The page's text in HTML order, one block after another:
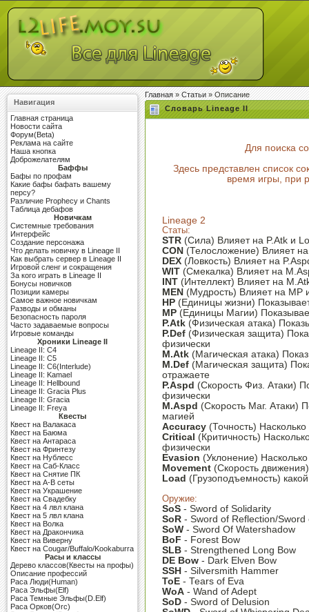
Навигация
Главная страница
Новости сайта
Форум(Beta)
Реклама на сайте
Наша кнопка
Доброжелателям
Баффы
Бафы по профам
Какие бафы бафать вашему
персу?
Различие Prophecy и Chants
Таблица дебафов
Новичкам
Системные требования
Интерфейс
Создание персонажа
Что делать новичку в Lineage II
Как выбрать сервер в Lineage II
Игровой сленг и сокращения
За кого играть в Lineage II
Бонусы новичков
Позиции камеры
Самое важное новичкам
Разводы и обманы
Безопасность пароля
Часто задаваемые вопросы
Игровые команды
Хроники Lineage II
Lineage II: C4
Lineage II: C5
Lineage II: C6(Interlude)
Lineage II: Kamael
Lineage II: Hellbound
Lineage II: Gracia Plus
Lineage II: Gracia
Lineage II: Freya
Квесты
Квест на Валакаса
Квест на Баюма
Квест на Антараса
Квест на Фринтезу
Квест на Нублесс
Квест на Саб-Класс
Квест на Снятие ПК
Квест на A-B сеты
Квест на Украшение
Квест на Свадебку
Квест на 4 лвл клана
Квест на 5 лвл клана
Квест на Волка
Квест на Дракончика
Квест на Виверну
Квест на Cougar/Buffalo/Kookaburra
Расы и классы
Дерево классов(Квесты на профы)
Описание профессий
Раса Люди(Human)
Раса Эльфы(Elf)
Раса Темные Эльфы(D.Elf)
Раса Орков(Orc)
Главная»Статьи» Описание
Словарь Lineage II
Для поиска
Здесь представлен список
время игры, при
Lineage 2
Статы:
STR (Сила) Влияет на P.Atk и
CON (Телосложение) Влияет
DEX (Ловкость) Влияет на
WIT (Смекалка) Влияет на
INT (Интеллект) Влияет на
MEN (Мудрость) Влияет на MP
HP (Единицы жизни)
MP (Единицы Магии)
P.Atk (Физическая атака)
P.Def (Физическая защита)
физически
M.Atk (Магическая атака)
M.Def (Магическая защита)
отражаете
P.Aspd (Скорость Физ. Атаки)
физически
M.Aspd (Скорость Маг. Атаки)
магией
Accuracy (Точность)
Critical (Критичность)
физически
Evasion (Уклонение)
Movement (Скорость
Load (Грузоподъемность)
Оружие:
SoS - Sword of Solidarity
SoR - Sword of Reflection/Sword
SoW - Sword Of Watershadow
BoF - Forest Bow
SLB - Strengthened Long Bow
DE Bow - Dark Elven Bow
SSH - Silversmith Hammer
ToE - Tears of Eva
WoA - Wand of Adept
SoD - Sword of Delusion